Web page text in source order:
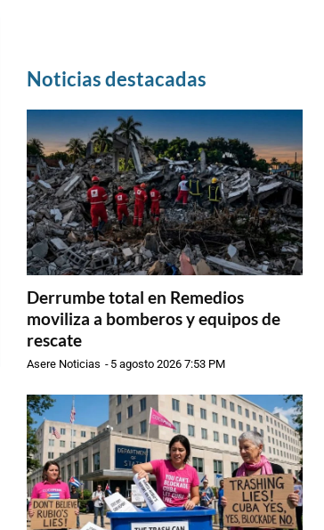
Noticias destacadas
Derrumbe total en Remedios
moviliza a bomberos y equipos de
rescate
Asere Noticias - 5 agosto 2026 7:53 PM